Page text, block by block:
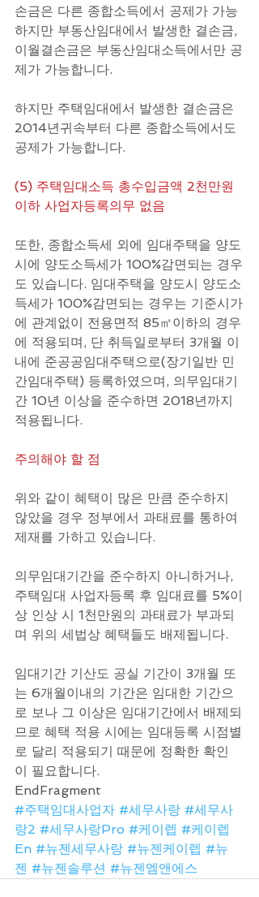
손금은 다른 종합소득에서 공제가 가능
하지만 부동산임대에서 발생한 결손금,
이월결손금은 부동산임대소득에서만 공
제가 가능합니다.
하지만 주택임대에서 발생한 결손금은
2014년귀속부터 다른 종합소득에서도
공제가 가능합니다.
(5) 주택임대소득 총수입금액 2천만원
이하 사업자등록의무 없음
또한, 종합소득세 외에 임대주택을 양도
시에 양도소득세가 100%감면되는 경우
도 있습니다. 임대주택을 양도시 양도소
득세가 100%감면되는 경우는 기준시가
에 관계없이 전용면적 85㎡이하의 경우
에 적용되며, 단 취득일로부터 3개월 이
내에 준공공임대주택으로(장기일반 민
간임대주택) 등록하였으며, 의무임대기
간 10년 이상을 준수하면 2018년까지
적용됩니다.
주의해야 할 점
위와 같이 혜택이 많은 만큼 준수하지
않았을 경우 정부에서 과태료를 통하여
제재를 가하고 있습니다.
의무임대기간을 준수하지 아니하거나,
주택임대 사업자등록 후 임대료를 5%이
상 인상 시 1천만원의 과태료가 부과되
며 위의 세법상 혜택들도 배제됩니다.
임대기간 기산도 공실 기간이 3개월 또
는 6개월이내의 기간은 임대한 기간으
로 보나 그 이상은 임대기간에서 배제되
므로 혜택 적용 시에는 임대등록 시점별
로 달리 적용되기 때문에 정확한 확인
이 필요합니다.
EndFragment
#주택임대사업자 #세무사랑 #세무사
랑2 #세무사랑Pro #케이렙 #케이렙
En #뉴젠세무사랑 #뉴젠케이렙 #뉴
젠 #뉴젠솔루션 #뉴젠엠앤에스